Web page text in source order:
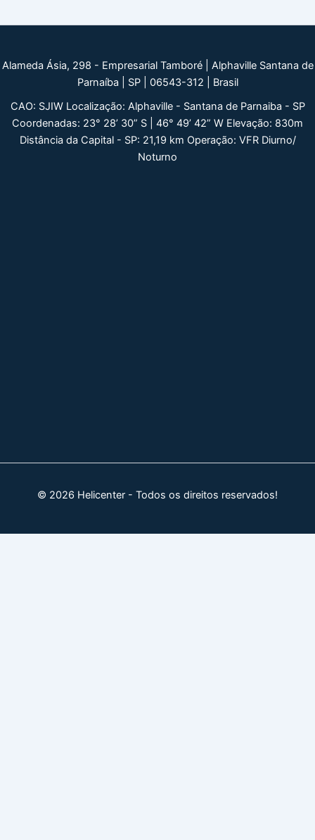
Alameda Ásia, 298 - Empresarial Tamboré | Alphaville Santana de
Parnaíba | SP | 06543-312 | Brasil
CAO: SJIW Localização: Alphaville - Santana de Parnaiba - SP
Coordenadas: 23° 28’ 30” S | 46° 49’ 42” W Elevação: 830m
Distância da Capital - SP: 21,19 km Operação: VFR Diurno/
Noturno
© 2026 Helicenter - Todos os direitos reservados!